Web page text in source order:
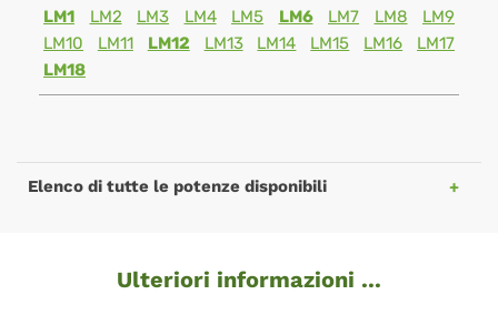
LM1
LM2 LM3 LM4 LM5 LM6 LM7 LM8
LM9
LM10
LM11 LM12 LM13 LM14 LM15 LM16
LM17
LM18
Elenco di tutte le potenze disponibili
Ulteriori informazioni ...